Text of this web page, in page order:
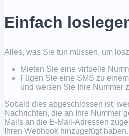
Einfach
Alles, was Sie tun müssen, um
Mieten Sie eine virtuelle
Fügen Sie eine SMS zu
und weisen Sie Ihre Nummer
Sobald dies abgeschlossen ist,
Nachrichten, die an Ihre Nummer
Mails an die E-Mail-Adressen
Ihren Webhook hinzugefügt haben.